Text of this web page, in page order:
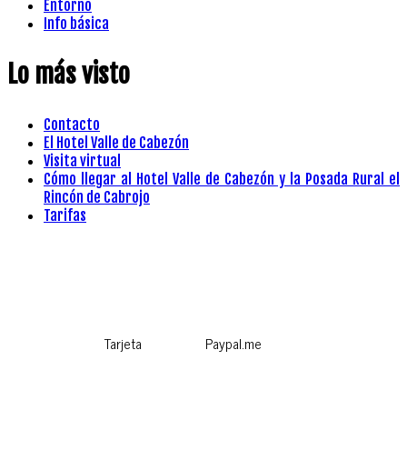
Entorno
Info básica
Lo más visto
Contacto
El Hotel Valle de Cabezón
Visita virtual
Cómo llegar al Hotel Valle de Cabezón y la Posada Rural el
Rincón de Cabrojo
Tarifas
Tarjeta Paypal.me